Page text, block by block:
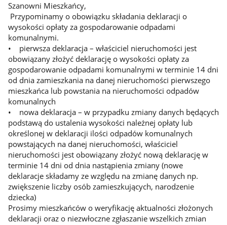
Szanowni Mieszkańcy,
Przypominamy o obowiązku składania deklaracji o
wysokości opłaty za gospodarowanie odpadami
komunalnymi.
• pierwsza deklaracja – właściciel nieruchomości jest
obowiązany złożyć deklarację o wysokości opłaty za
gospodarowanie odpadami komunalnymi w terminie 14 dni
od dnia zamieszkania na danej nieruchomości pierwszego
mieszkańca lub powstania na nieruchomości odpadów
komunalnych
• nowa deklaracja – w przypadku zmiany danych będących
podstawą do ustalenia wysokości należnej opłaty lub
określonej w deklaracji ilości odpadów komunalnych
powstających na danej nieruchomości, właściciel
nieruchomości jest obowiązany złożyć nową deklarację w
terminie 14 dni od dnia nastąpienia zmiany (nowe
deklaracje składamy ze względu na zmianę danych np.
zwiększenie liczby osób zamieszkujących, narodzenie
dziecka)
Prosimy mieszkańców o weryfikację aktualności złożonych
deklaracji oraz o niezwłoczne zgłaszanie wszelkich zmian